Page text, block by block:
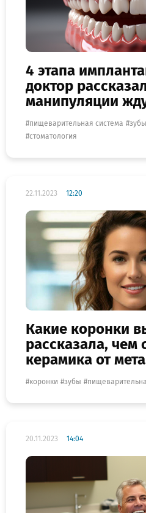
4 этапа
доктор
манипуляции
пищеварительная система зубы
стоматология
22.11.2023 12:20
Какие коронки
рассказала, чем
керамика от
коронки зубы
20.11.2023 14:04